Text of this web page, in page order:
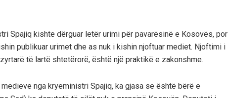
Spajiq kishte dërguar letër urimi për pavarësinë e Kosovës, por
publikuar urimet dhe as nuk i kishin njoftuar mediet. Njoftimi i
të lartë shtetërorë, është një praktikë e zakonshme.
nga kryeministri Spajiq, ka gjasa se është bërë e